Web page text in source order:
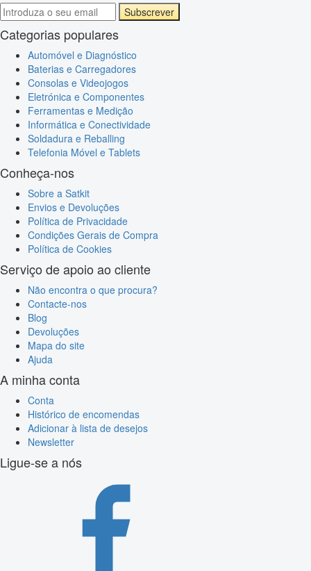
Subscrever
Categorias populares
Automóvel e Diagnóstico
Baterias e Carregadores
Consolas e Videojogos
Eletrónica e Componentes
Ferramentas e Medição
Informática e Conectividade
Soldadura e Reballing
Telefonia Móvel e Tablets
Conheça-nos
Sobre a Satkit
Envios e Devoluções
Política de Privacidade
Condições Gerais de Compra
Política de Cookies
Serviço de apoio ao cliente
Não encontra o que procura?
Contacte-nos
Blog
Devoluções
Mapa do site
Ajuda
A minha conta
Conta
Histórico de encomendas
Adicionar à lista de desejos
Newsletter
Ligue-se a nós